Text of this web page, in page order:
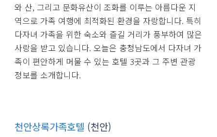
와 산, 그리고 문화유산이 조화를 이루는 아름다운 지
역으로 가족 여행에 최적화된 환경을 자랑합니다. 특히
다자녀 가족을 위한 숙소와 즐길 거리가 풍부하여 많은
사랑을 받고 있습니다. 오늘은 충청남도에서 다자녀 가
족이 편안하게 머물 수 있는 호텔 3곳과 그 주변 관광
정보를 소개합니다.
천안상록가족호텔 (천안)